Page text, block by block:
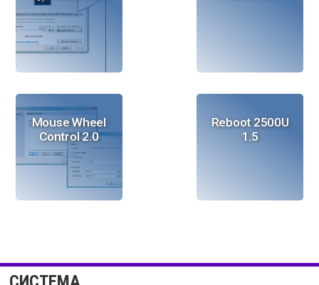
Mouse Wheel
Control 2.0
Reboot 2500U
1.5
3.4.1
xStorage